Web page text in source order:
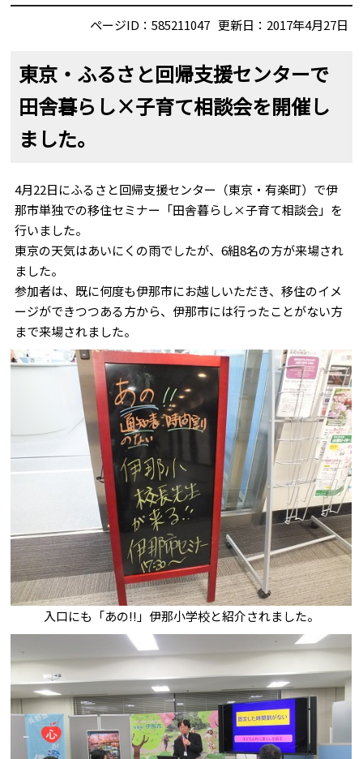
ページID：585211047 更新日：2017年4月27日
東京・ふるさと回帰支援センターで
田舎暮らし×子育て相談会を開催し
ました。
4月22日にふるさと回帰支援センター（東京・有楽町）で伊
那市単独での移住セミナー「田舎暮らし×子育て相談会」を
行いました。
東京の天気はあいにくの雨でしたが、6組8名の方が来場され
ました。
参加者は、既に何度も伊那市にお越しいただき、移住のイメ
ージができつつある方から、伊那市には行ったことがない方
まで来場されました。
入口にも「あの!!」伊那小学校と紹介されました。